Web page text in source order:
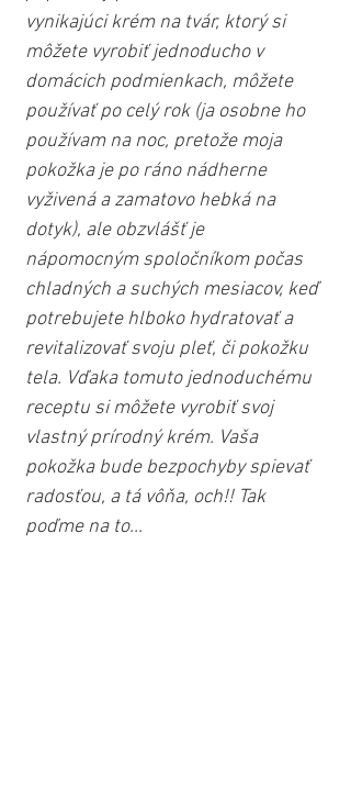
vynikajúci krém na tvár, ktorý si
môžete vyrobiť jednoducho v
domácich podmienkach, môžete
používať po celý rok (ja osobne ho
používam na noc, pretože moja
pokožka je po ráno nádherne
vyživená a zamatovo hebká na
dotyk), ale obzvlášť je
nápomocným spoločníkom počas
chladných a suchých mesiacov, keď
potrebujete hlboko hydratovať a
revitalizovať svoju pleť, či pokožku
tela. Vďaka tomuto jednoduchému
receptu si môžete vyrobiť svoj
vlastný prírodný krém. Vaša
pokožka bude bezpochyby spievať
radosťou, a tá vôňa, och!! Tak
poďme na to...